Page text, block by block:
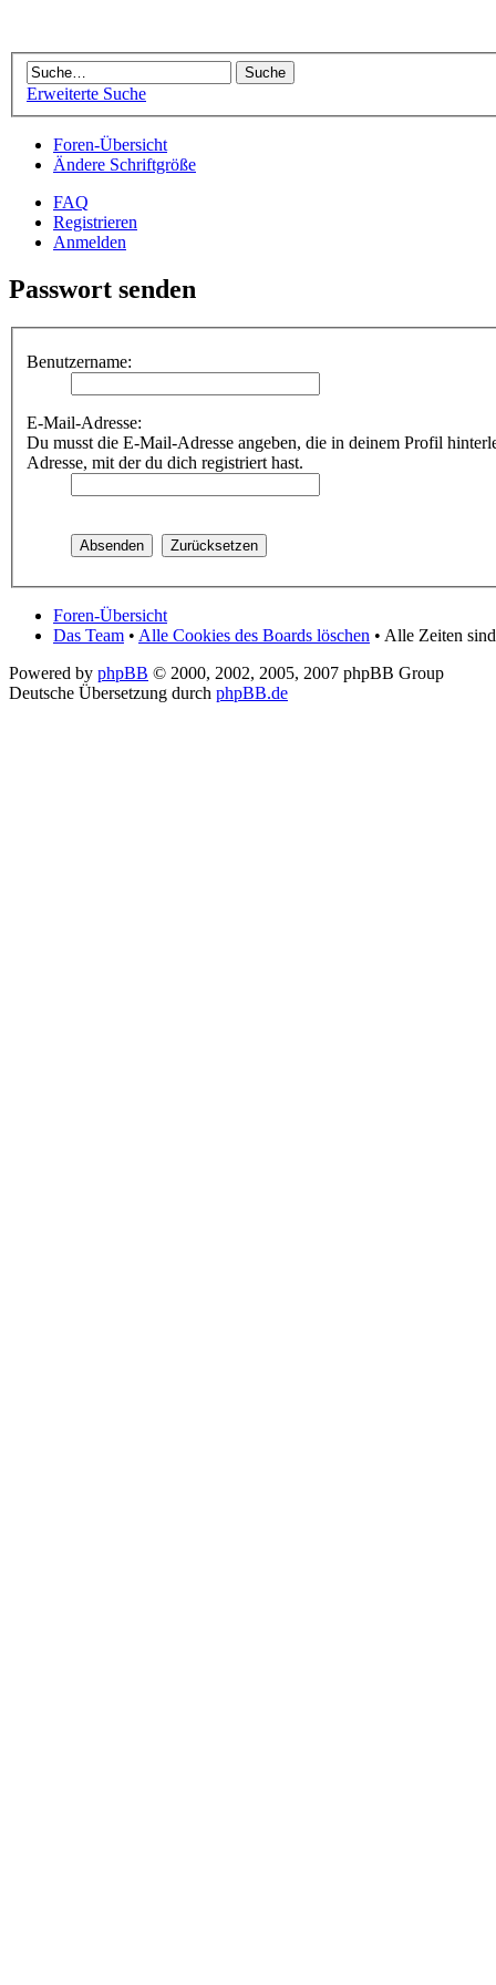
Erweiterte Suche
Foren-Übersicht
Ändere Schriftgröße
FAQ
Registrieren
Anmelden
Passwort senden
Benutzername:
E-Mail-Adresse:
Du musst die E-Mail-Adresse angeben, die in deinem Profil
Adresse, mit der du dich registriert hast.
Foren-Übersicht
Das Team • Alle Cookies des Boards löschen • Alle Zeiten
Powered by phpBB © 2000, 2002, 2005, 2007 phpBB Group
Deutsche Übersetzung durch phpBB.de